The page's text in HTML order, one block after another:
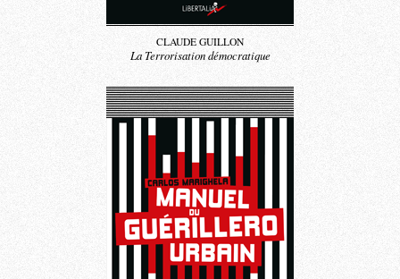
CLAUDE GUILLON
La Terrorisation démocratique